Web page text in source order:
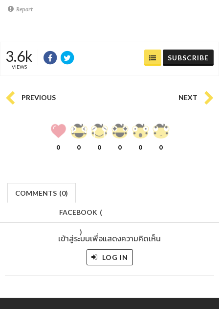
Report
3.6k
VIEWS
SUBSCRIBE
PREVIOUS NEXT
0 0 0 0 0 0
COMMENTS (0)
FACEBOOK (
)
เข้าสู่ระบบเพื่อแสดงความคิดเห็น
LOG IN